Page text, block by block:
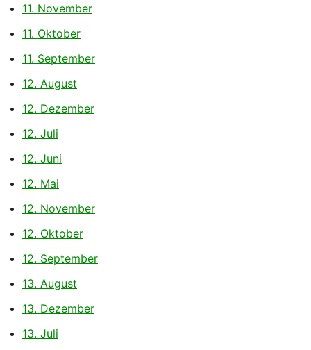
11. November
11. Oktober
11. September
12. August
12. Dezember
12. Juli
12. Juni
12. Mai
12. November
12. Oktober
12. September
13. August
13. Dezember
13. Juli